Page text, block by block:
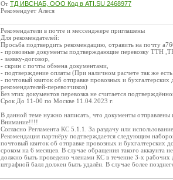
От ТД ИВСНАБ, ООО Код в ATI.SU 2468977
Рекомендует Алеся
Рекомендатели в почте и мессенджере приглашены
Для рекомендателей:
Просьба подтвердить рекомендацию, отравить на почту
- провозные документы подтверждающие перевозку ТТН
- заявку-договор,
- скрин с почты обмена документами,
- подтверждение оплаты (При наличном расчете так же
- почтовый квиток об отправке провозных и
рекомендателей-перевозчиков)
Без этих документов перевозка не считается
Срок До 11-00 по Москве 11.04.2023 г.
В данной теме нужно написать, что документы отправлены
Внимание!!!!
Согласно Регламента КС 5.1.1. За раздачу или
Рекомендация партнёру подтверждается следующим
почтовый квиток об отправке провозных и бухгалтерских
сроком на 6 месяцев. В случае обращения такого аккаунта
должно быть проведено членами КС в течение 3-х рабочих
штрафной балл должен быть удалён. В случае более